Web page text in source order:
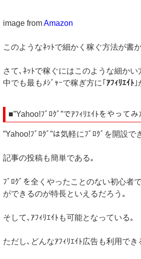
image fromAmazon
このようなﾈｯﾄで細かく稼ぐ方法が書
さて､ﾈｯﾄで稼ぐにはこのような細か
中でも最もﾒｼﾞｬｰで稼ぎ方に｢ ｱﾌｨﾘｴｲﾄ
■”Yahoo!ﾌﾞﾛｸﾞ”でｱﾌｨﾘｴｲﾄをやってみ
”Yahoo!ﾌﾞﾛｸﾞ”は気軽にﾌﾞﾛｸﾞを開設で
記事の投稿も簡単である｡
ﾌﾞﾛｸﾞを全くやったことのない初心者
ができるのが特長といえるだろう｡
そして､ｱﾌｨﾘｴｲﾄも可能となっている｡
ただし､どんなｱﾌｨﾘｴｲﾄ広告も利用でき